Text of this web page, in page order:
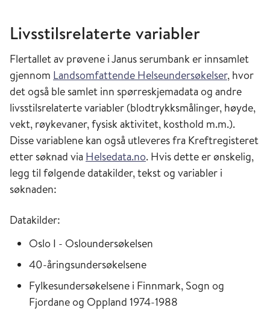
Livsstilsrelaterte variabler
Flertallet av prøvene i Janus serumbank er innsamlet
gjennom Landsomfattende Helseundersøkelser, hvor
det også ble samlet inn spørreskjemadata og andre
livsstilsrelaterte variabler (blodtrykksmålinger, høyde,
vekt, røykevaner, fysisk aktivitet, kosthold m.m.).
Disse variablene kan også utleveres fra Kreftregisteret
etter søknad via Helsedata.no. Hvis dette er ønskelig,
legg til følgende datakilder, tekst og variabler i
søknaden:
Datakilder:
Oslo I - Osloundersøkelsen
40-åringsundersøkelsene
Fylkesundersøkelsene i Finnmark, Sogn og
Fjordane og Oppland 1974-1988